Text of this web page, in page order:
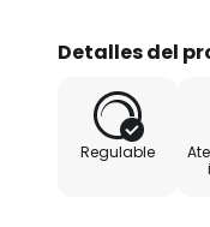
Detalles del
Regulable